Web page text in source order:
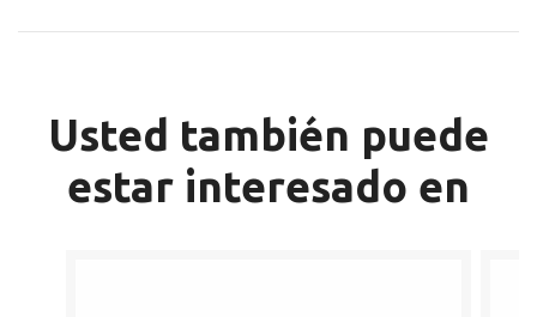
Usted también puede
estar interesado en